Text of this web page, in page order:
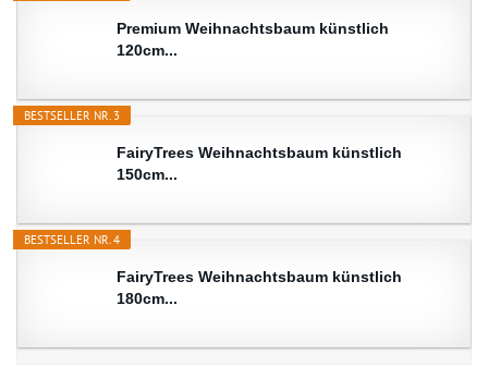
Premium Weihnachtsbaum künstlich
120cm...
BESTSELLER NR. 3
FairyTrees Weihnachtsbaum künstlich
150cm...
BESTSELLER NR. 4
FairyTrees Weihnachtsbaum künstlich
180cm...